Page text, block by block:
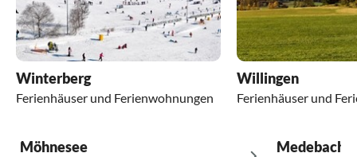
Winterberg
Ferienhäuser und Ferienwohnungen
Willingen
Ferienhäuser und
Möhnesee Medebach